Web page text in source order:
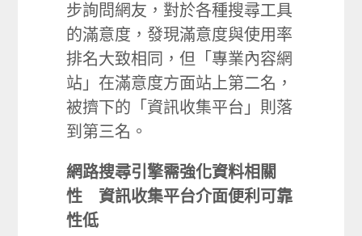
步詢問網友，對於各種搜尋工具
的滿意度，發現滿意度與使用率
排名大致相同，但「專業內容網
站」在滿意度方面站上第二名，
被擠下的「資訊收集平台」則落
到第三名。
網路搜尋引擎需強化資料相關
性 資訊收集平台介面便利可靠
性低